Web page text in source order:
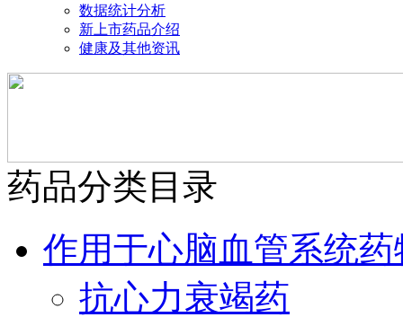
数据统计分析
新上市药品介绍
健康及其他资讯
药品分类目录
作用于心脑血管系统药
抗心力衰竭药